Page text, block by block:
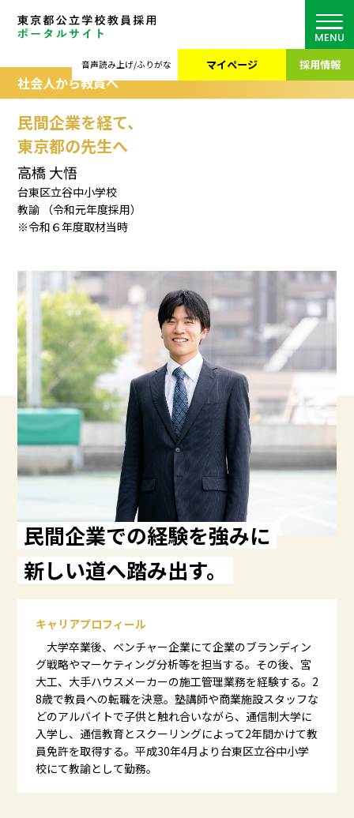
音声読み上げ/ふりがな マイページ 採用情報
MENU
社会人から教員へ
民間企業を経て、
東京都の先生へ
高橋 大悟
台東区立谷中小学校
教諭
（令和元年度採用）
※令和６年度取材当時
民間企業での経験を強みに
新しい道へ踏み出す。
キャリアプロフィール
大学卒業後、ベンチャー企業にて企業のブランディン
グ戦略やマーケティング分析等を担当する。その後、宮
大工、大手ハウスメーカーの施工管理業務を経験する。2
8歳で教員への転職を決意。塾講師や商業施設スタッフな
どのアルバイトで子供と触れ合いながら、通信制大学に
入学し、通信教育とスクーリングによって2年間かけて教
員免許を取得する。平成30年4月より台東区立谷中小学
校にて教諭として勤務。